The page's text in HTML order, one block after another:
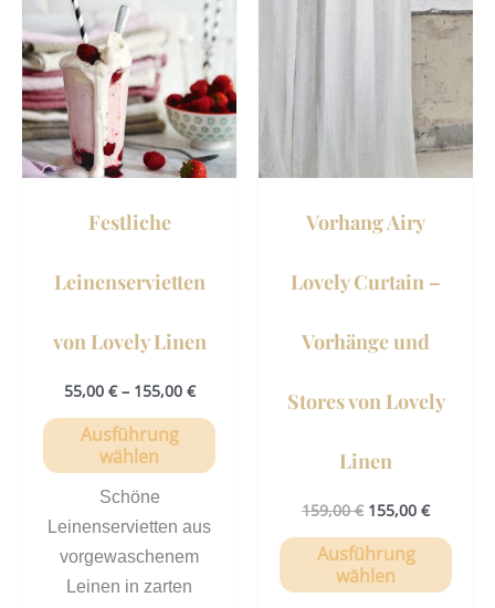
Festliche
Leinenservietten
von Lovely Linen
55,00 €– 155,00 €
Ausführung
wählen
Produkt
weist
Varianten
auf.
Die
Optionen
Produktseite
Schöne
Leinenservietten aus
vorgewaschenem
Leinen in zarten
Vorhang Airy
Lovely Curtain –
Vorhänge und
Stores von Lovely
Linen
159,00€
159,00 €
155,00 €
ist:
155,00 €.
Ausführung
wählen
weist
auf.
Die